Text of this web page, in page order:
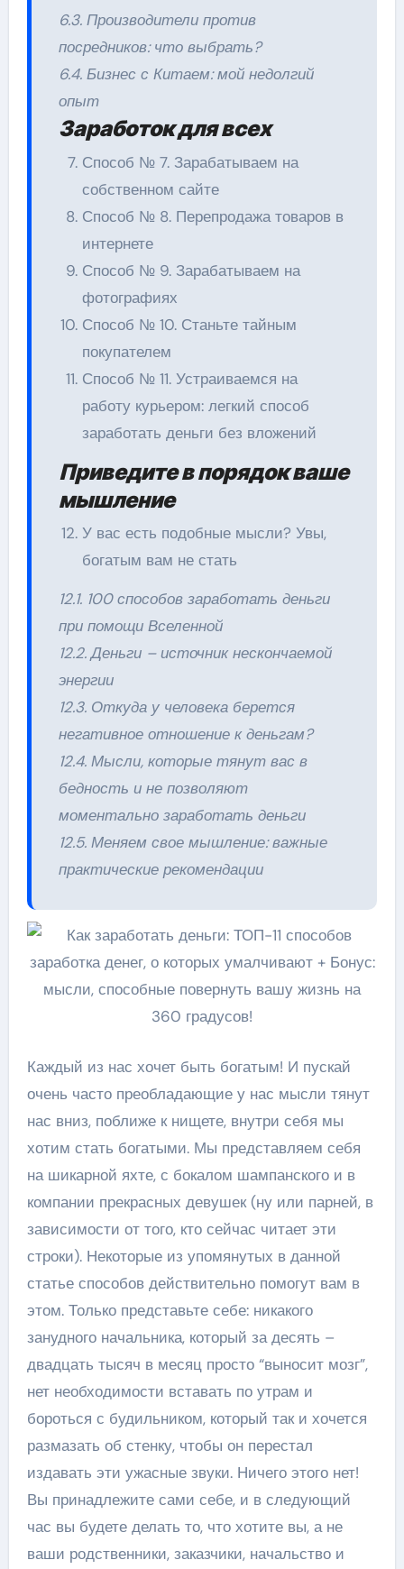
6.3. Производители против
посредников: что выбрать?
6.4. Бизнес с Китаем: мой недолгий
опыт
Заработок для всех
Способ № 7. Зарабатываем на
собственном сайте
Способ № 8. Перепродажа товаров в
интернете
Способ № 9. Зарабатываем на
фотографиях
Способ № 10. Станьте тайным
покупателем
Способ № 11. Устраиваемся на
работу курьером: легкий способ
заработать деньги без вложений
Приведите в порядок ваше
мышление
У вас есть подобные мысли? Увы,
богатым вам не стать
12.1. 100 способов заработать деньги
при помощи Вселенной
12.2. Деньги – источник нескончаемой
энергии
12.3. Откуда у человека берется
негативное отношение к деньгам?
12.4. Мысли, которые тянут вас в
бедность и не позволяют
моментально заработать деньги
12.5. Меняем свое мышление: важные
практические рекомендации
Каждый из нас хочет быть богатым! И пускай
очень часто преобладающие у нас мысли тянут
нас вниз, поближе к нищете, внутри себя мы
хотим стать богатыми. Мы представляем себя
на шикарной яхте, с бокалом шампанского и в
компании прекрасных девушек (ну или парней, в
зависимости от того, кто сейчас читает эти
строки). Некоторые из упомянутых в данной
статье способов действительно помогут вам в
этом. Только представьте себе: никакого
занудного начальника, который за десять –
двадцать тысяч в месяц просто “выносит мозг”,
нет необходимости вставать по утрам и
бороться с будильником, который так и хочется
размазать об стенку, чтобы он перестал
издавать эти ужасные звуки. Ничего этого нет!
Вы принадлежите сами себе, и в следующий
час вы будете делать то, что хотите вы, а не
ваши родственники, заказчики, начальство и